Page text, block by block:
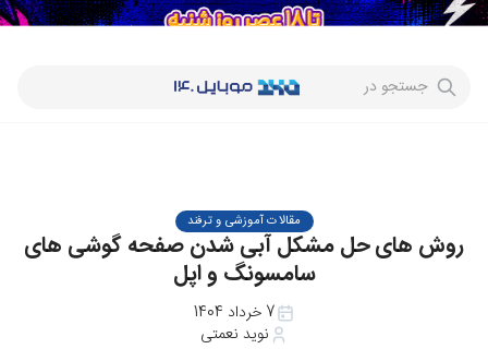
جستجو در
مقالات آموزشی و ترفند
روش های حل مشکل آبی شدن صفحه گوشی های
سامسونگ و اپل
7 خرداد 1404
نوید نعمتی